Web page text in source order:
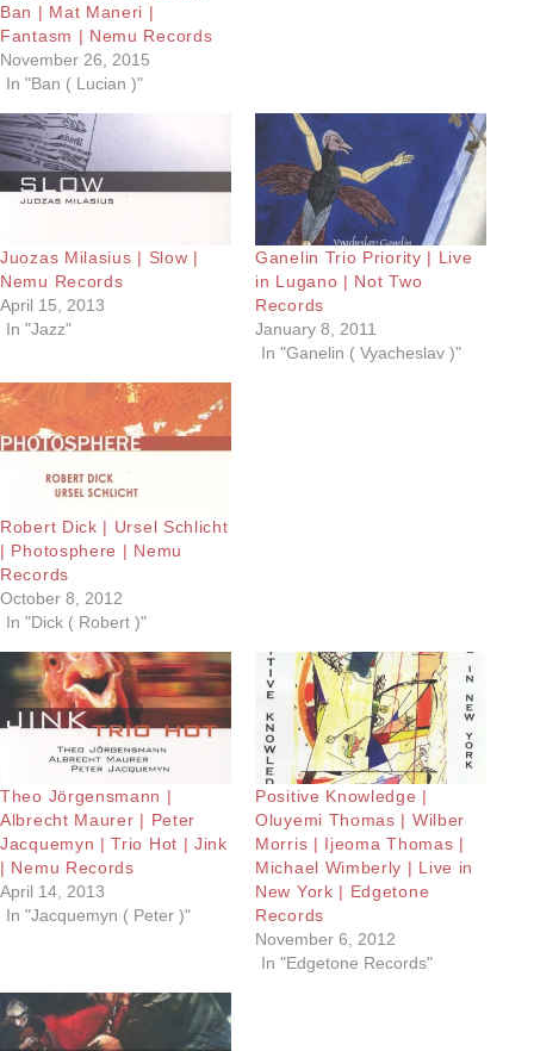
Ban | Mat Maneri |
Fantasm | Nemu Records
November 26, 2015
In "Ban ( Lucian )"
Juozas Milasius | Slow |
Nemu Records
April 15, 2013
In "Jazz"
Ganelin Trio Priority | Live
in Lugano | Not Two
Records
January 8, 2011
In "Ganelin ( Vyacheslav )"
Robert Dick | Ursel Schlicht
| Photosphere | Nemu
Records
October 8, 2012
In "Dick ( Robert )"
Theo Jörgensmann |
Albrecht Maurer | Peter
Jacquemyn | Trio Hot | Jink
| Nemu Records
April 14, 2013
In "Jacquemyn ( Peter )"
Positive Knowledge |
Oluyemi Thomas | Wilber
Morris | Ijeoma Thomas |
Michael Wimberly | Live in
New York | Edgetone
Records
November 6, 2012
In "Edgetone Records"